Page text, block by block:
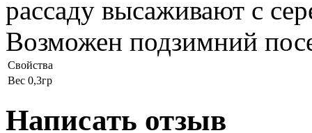
рассаду высаживают с
Возможен подзимний
Свойства
Вес 0,3гр
Написать отзыв